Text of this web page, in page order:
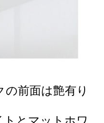
前面は艶有り